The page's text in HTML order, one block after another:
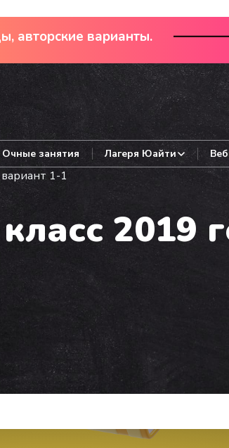
авторские варианты.
Очные занятия Лагеря Юайти
1-1
2019